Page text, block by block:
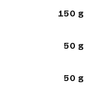
150 g
50 g
50 g